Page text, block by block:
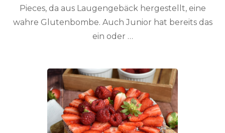
Pieces, da aus Laugengebäck hergestellt, eine
wahre Glutenbombe. Auch Junior hat bereits das
ein oder …